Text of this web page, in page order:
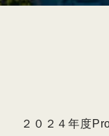
ABOUT
２０２４年度